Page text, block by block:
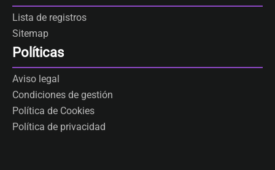
Lista de registros
Sitemap
Políticas
Aviso legal
Condiciones de gestión
Política de Cookies
Política de privacidad